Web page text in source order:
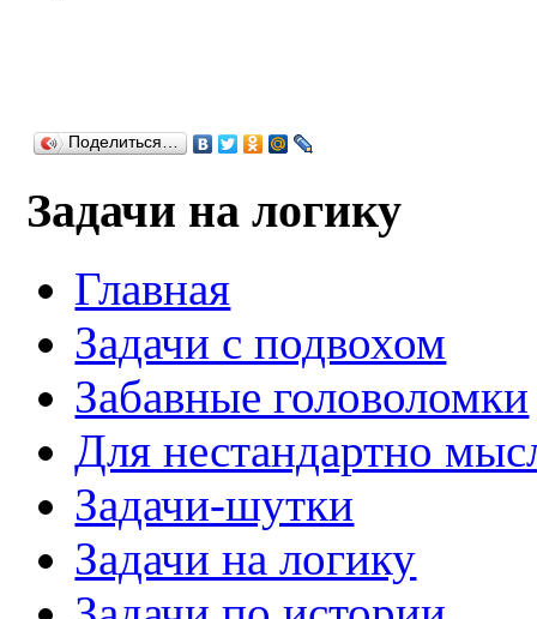
Поделиться…
Задачи на логику
Главная
Задачи с подвохом
Забавные головоломки
Для нестандартно
Задачи-шутки
Задачи на логику